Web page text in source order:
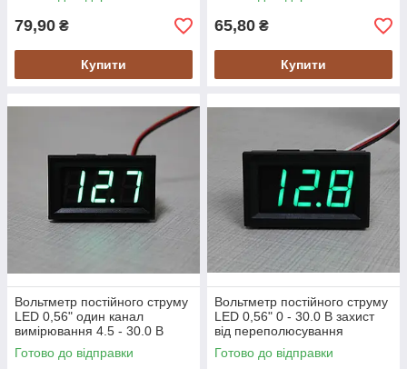
79,90 ₴
Купити
65,80 ₴
Купити
Вольтметр постійного струму
LED 0,56" один канал
вимірювання 4.5 - 30.0 В
захист переполюсування
зелений
Готово до відправки
Вольтметр постійного струму
LED 0,56" 0 - 30.0 В захист
від переполюсування
зелений
Готово до відправки